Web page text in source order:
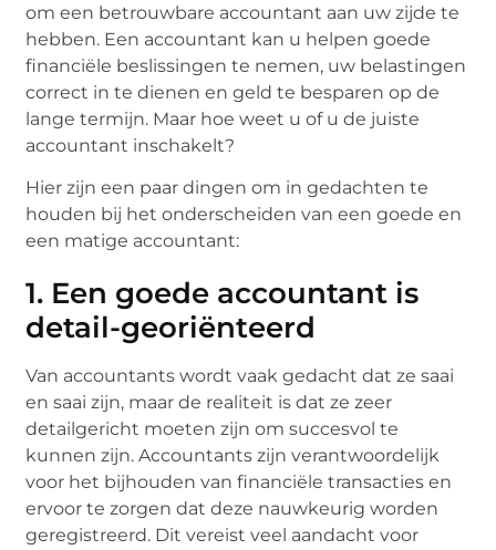
om een betrouwbare accountant aan uw zijde te
hebben. Een accountant kan u helpen goede
financiële beslissingen te nemen, uw belastingen
correct in te dienen en geld te besparen op de
lange termijn. Maar hoe weet u of u de juiste
accountant inschakelt?
Hier zijn een paar dingen om in gedachten te
houden bij het onderscheiden van een goede en
een matige accountant:
1. Een goede accountant is
detail-georiënteerd
Van accountants wordt vaak gedacht dat ze saai
en saai zijn, maar de realiteit is dat ze zeer
detailgericht moeten zijn om succesvol te
kunnen zijn. Accountants zijn verantwoordelijk
voor het bijhouden van financiële transacties en
ervoor te zorgen dat deze nauwkeurig worden
geregistreerd. Dit vereist veel aandacht voor